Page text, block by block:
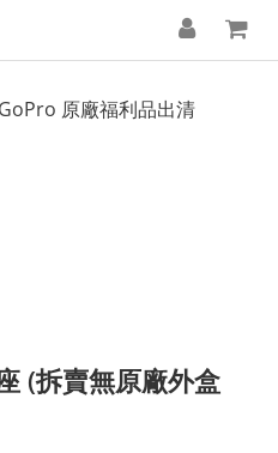
GoPro 原廠福利品出清
(拆賣無原廠外盒